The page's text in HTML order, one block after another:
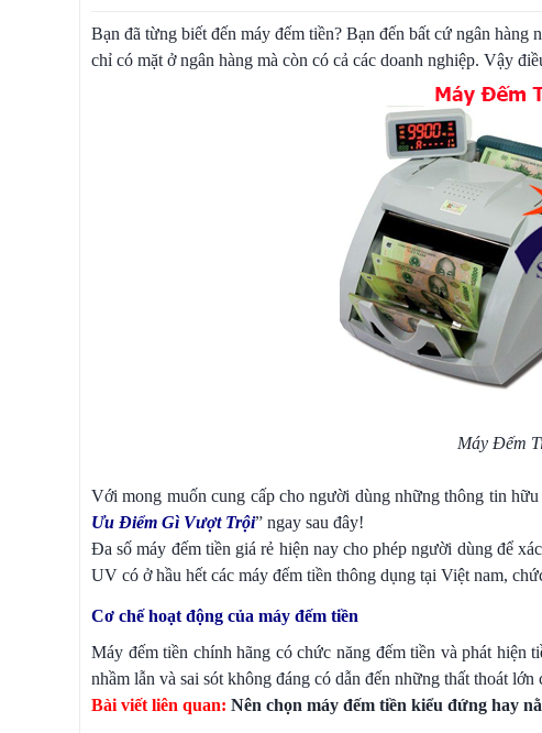
Bạn đã từng biết đến máy đếm tiền? Bạn đến bất cứ ngân hàng
chỉ có mặt ở ngân hàng mà còn có cả các doanh nghiệp. Vậy
Máy Đếm
Với mong muốn cung cấp cho người dùng những thông tin
Ưu Điểm Gì Vượt Trội” ngay sau đây!
Đa số máy đếm tiền giá rẻ hiện nay cho phép người dùng để
UV có ở hầu hết các máy đếm tiền thông dụng tại Việt nam,
Cơ chế hoạt động của máy đếm tiền
Máy đếm tiền chính hãng có chức năng đếm tiền và phát hiện
nhầm lẫn và sai sót không đáng có dẫn đến những thất thoát lớn
Bài viết liên quan: Nên chọn máy đếm tiền kiểu đứng hay